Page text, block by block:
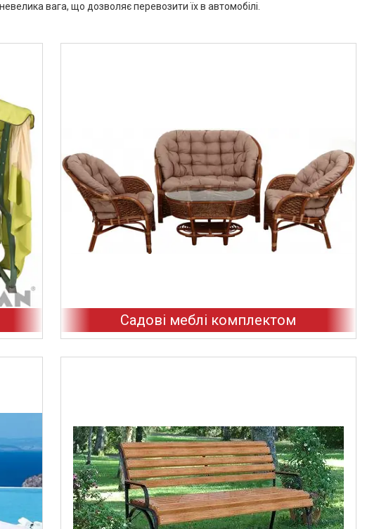
вага, що дозволяє перевозити їх в автомобілі.
Садові меблі комплектом